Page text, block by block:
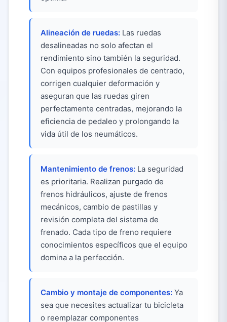
Alineación de ruedas: Las ruedas
desalineadas no solo afectan el
rendimiento sino también la seguridad.
Con equipos profesionales de centrado,
corrigen cualquier deformación y
aseguran que las ruedas giren
perfectamente centradas, mejorando la
eficiencia de pedaleo y prolongando la
vida útil de los neumáticos.
Mantenimiento de frenos: La seguridad
es prioritaria. Realizan purgado de
frenos hidráulicos, ajuste de frenos
mecánicos, cambio de pastillas y
revisión completa del sistema de
frenado. Cada tipo de freno requiere
conocimientos específicos que el equipo
domina a la perfección.
Cambio y montaje de componentes: Ya
sea que necesites actualizar tu bicicleta
o reemplazar componentes